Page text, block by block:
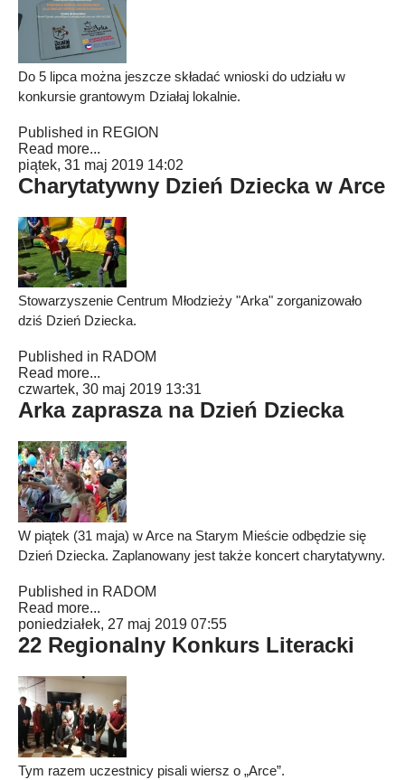
Do 5 lipca można jeszcze składać wnioski do udziału w
konkursie grantowym Działaj lokalnie.
Published in REGION
Read more...
piątek, 31 maj 2019 14:02
Charytatywny Dzień Dziecka w Arce
Stowarzyszenie Centrum Młodzieży "Arka" zorganizowało
dziś Dzień Dziecka.
Published in RADOM
Read more...
czwartek, 30 maj 2019 13:31
Arka zaprasza na Dzień Dziecka
W piątek (31 maja) w Arce na Starym Mieście odbędzie się
Dzień Dziecka. Zaplanowany jest także koncert charytatywny.
Published in RADOM
Read more...
poniedziałek, 27 maj 2019 07:55
22 Regionalny Konkurs Literacki
Tym razem uczestnicy pisali wiersz o „Arce”.